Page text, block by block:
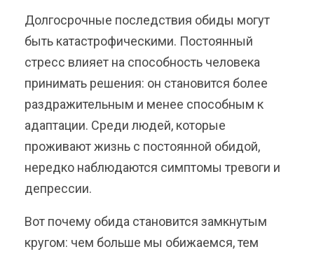
Долгосрочные последствия обиды могут
быть катастрофическими. Постоянный
стресс влияет на способность человека
принимать решения: он становится более
раздражительным и менее способным к
адаптации. Среди людей, которые
проживают жизнь с постоянной обидой,
нередко наблюдаются симптомы тревоги и
депрессии.
Вот почему обида становится замкнутым
кругом: чем больше мы обижаемся, тем